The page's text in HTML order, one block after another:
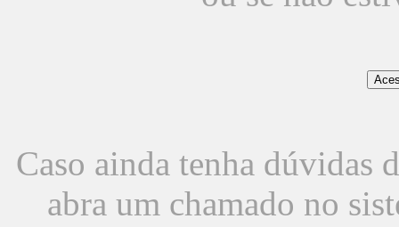
Caso ainda tenha dúvidas
abra um chamado no